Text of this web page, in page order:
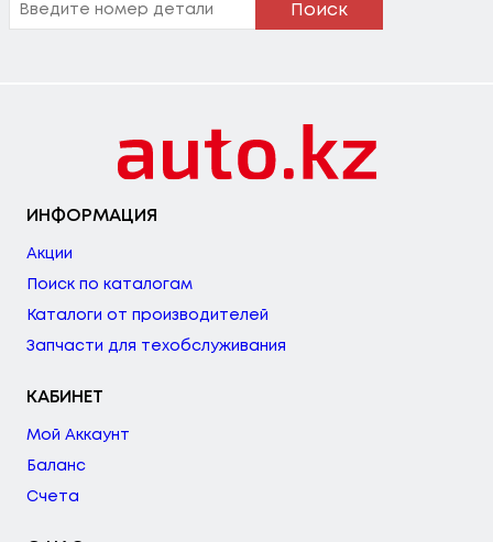
Поиск
ИНФОРМАЦИЯ
Акции
Поиск по каталогам
Каталоги от производителей
Запчасти для техобслуживания
КАБИНЕТ
Мой Аккаунт
Баланс
Счета